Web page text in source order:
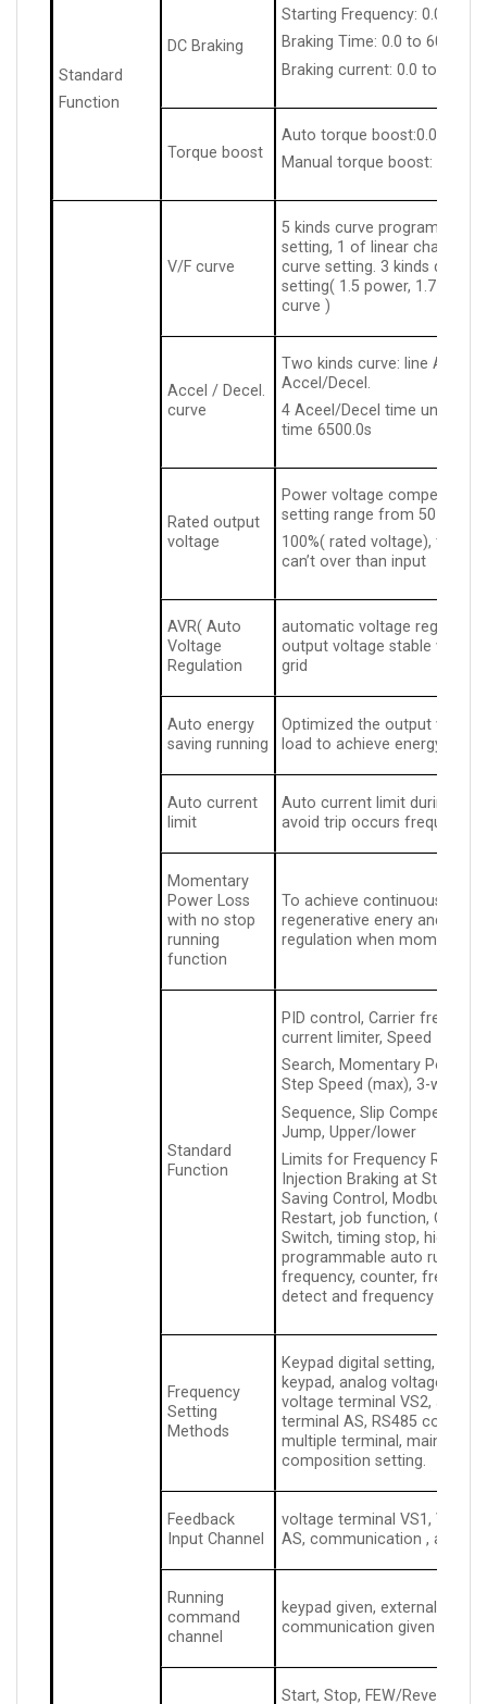
Standard
Function
DC Braking
Starting Frequency: 0.00 to
Braking Time: 0.0 to 60.0s
Braking current: 0.0 to
Torque boost
Auto torque boost:0.0% to
Manual torque boost: 0.0%
V/F curve
5 kinds curve programmable
setting, 1 of linear
curve setting. 3 kinds
setting( 1.5 power, 1.7
curve )
Accel / Decel.
curve
Two kinds curve: line Accel/
Accel/Decel.
4 Aceel/Decel time unit is
time 6500.0s
Rated output
voltage
Power voltage
setting range from 50 to
100%( rated voltage), the
can’t over than input
AVR( Auto
Voltage
Regulation
automatic voltage
output voltage stable when
grid
Auto energy
saving running
Optimized the output
load to achieve energy
Auto current
limit
Auto current limit during
avoid trip occurs frequently
Momentary
Power Loss
with no stop
running
function
To achieve continuous
regenerative enery and DC
regulation when momentary
Standard
Function
PID control, Carrier
current limiter, Speed
Search, Momentary Power
Step Speed (max), 3-wire
Sequence, Slip
Jump, Upper/lower
Limits for Frequency
Injection Braking at Start
Saving Control, Modbus
Restart, job function,
Switch, timing stop, high
programmable auto running,
frequency, counter,
detect and frequency lever
Frequency
Setting
Methods
Keypad digital setting,
keypad, analog voltage
voltage terminal VS2,
terminal AS, RS485
multiple terminal, main and
composition setting.
Feedback
Input Channel
voltage terminal VS1, VS2,
AS, communication , and
Running
command
channel
keypad given, external
communication given
Start, Stop, FEW/Reverse,